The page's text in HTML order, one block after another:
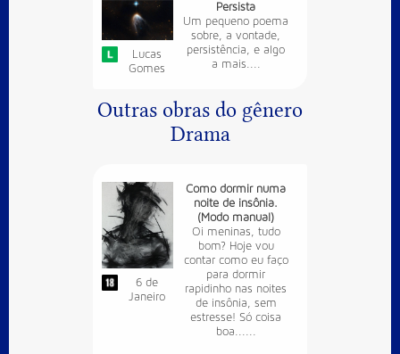
Lucas
Gomes
Persista
Um pequeno poema
sobre, a vontade,
persistência, e algo
a mais....
Outras obras do gênero
Drama
6 de
Janeiro
Como dormir numa
noite de insônia.
(Modo manual)
Oi meninas, tudo
bom? Hoje vou
contar como eu faço
para dormir
rapidinho nas noites
de insônia, sem
estresse! Só coisa
boa......